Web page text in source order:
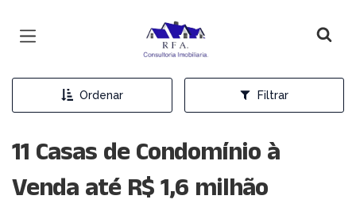
Página inicial
Ordenar Filtrar
11 Casas de Condomínio à
Venda até R$ 1,6 milhão